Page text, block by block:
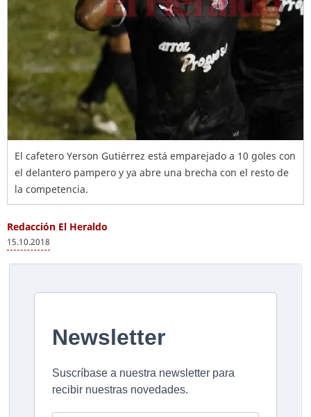
El cafetero Yerson Gutiérrez está emparejado a 10 goles con
el delantero pampero y ya abre una brecha con el resto de
la competencia.
Redacción El Heraldo
15.10.2018